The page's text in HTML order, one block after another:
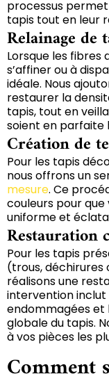
processus
tapis tout en leur
Relainage de
Lorsque les
s’affiner ou à
idéale. Nous
restaurer la
tapis, tout en
soient en parfaite
Création de
Pour les tapis
nous offrons un
mesure. Ce
couleurs pour
uniforme et
Restauration
Pour les tapis
(trous, déchirures
réalisons une
intervention
endommagées et
globale du tapis.
à vos pièces les
Comment